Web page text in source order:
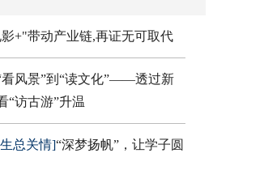
+"带动产业链,再证无可取代
看风景”到“读文化”——透过新
“访古游”升温
总关情]“深梦扬帆”，让学子圆